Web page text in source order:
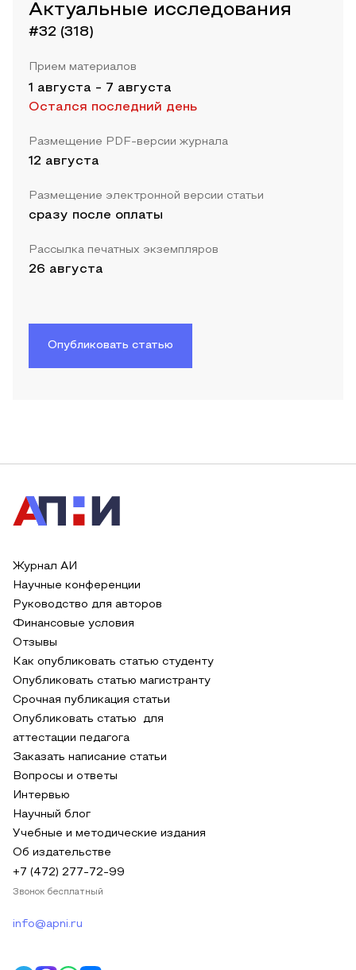
Актуальные исследования
#32 (318)
Прием материалов
1 августа - 7 августа
Остался последний день
Размещение PDF-версии журнала
12 августа
Размещение электронной версии статьи
сразу после оплаты
Рассылка печатных экземпляров
26 августа
Опубликовать статью
Журнал АИ
Научные конференции
Руководство для авторов
Финансовые условия
Отзывы
Как опубликовать статью студенту
Опубликовать статью магистранту
Срочная публикация статьи
Опубликовать статью для
аттестации педагога
Заказать написание статьи
Вопросы и ответы
Интервью
Научный блог
Учебные и методические издания
Об издательстве
+7 (472) 277-72-99
Звонок бесплатный
info@apni.ru